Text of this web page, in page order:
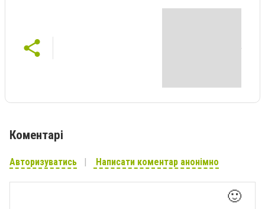
Коментарі
Авторизуватись Написати коментар анонімно
🙂